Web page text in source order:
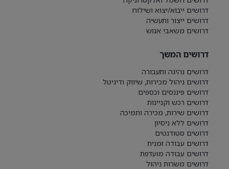
דרושים ייבוא/יצוא ושילוח
דרושים ייצור ותעשיה
דרושים משאבי אנוש
דרושים המשך
דרושים נהיגה ותעבורה
דרושים ניהול מכירות, שיווק ודיגיטל
דרושים פיננסים וכספים
דרושים רכש וקניינות
דרושים שירות, מכירה ותמיכה
דרושים ללא ניסיון
דרושים סטודנטים
דרושים עבודה זמנית
דרושים עבודה מועדפת
דרושים משרות ניהול